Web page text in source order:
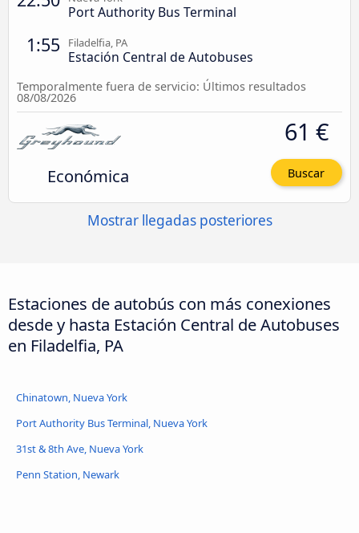
Port Authority Bus Terminal
1:55 Filadelfia, PA
Estación Central de Autobuses
Temporalmente fuera de servicio: Últimos resultados
08/08/2026
Económica
61 €
Buscar
Mostrar llegadas posteriores
Estaciones de autobús con más conexiones
desde y hasta Estación Central de Autobuses
en Filadelfia, PA
Chinatown, Nueva York
Port Authority Bus Terminal, Nueva York
31st & 8th Ave, Nueva York
Penn Station, Newark